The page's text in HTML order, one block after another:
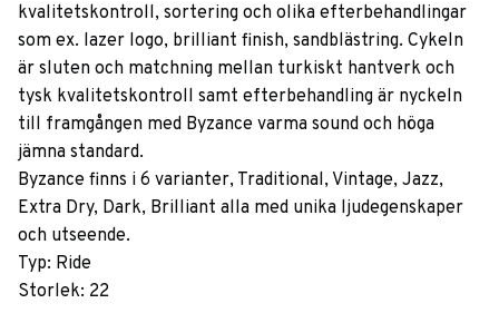
kvalitetskontroll, sortering och olika efterbehandlingar
som ex. lazer logo, brilliant finish, sandblästring. Cykeln
är sluten och matchning mellan turkiskt hantverk och
tysk kvalitetskontroll samt efterbehandling är nyckeln
till framgången med Byzance varma sound och höga
jämna standard.
Byzance finns i 6 varianter, Traditional, Vintage, Jazz,
Extra Dry, Dark, Brilliant alla med unika ljudegenskaper
och utseende.
Typ: Ride
Storlek: 22